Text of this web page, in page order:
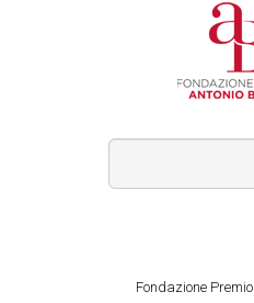
Fondazione Premio